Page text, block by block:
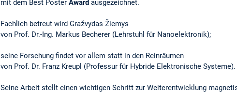
mit dem Best Poster Award ausgezeichnet.
Fachlich betreut wird Gražvydas Žiemys
von Prof. Dr.-Ing. Markus Becherer (Lehrstuhl für Nanoelektronik);
seine Forschung findet vor allem statt in den Reinräumen
von Prof. Dr. Franz Kreupl (Professur für Hybride Elektronische Systeme).
Seine Arbeit stellt einen wichtigen Schritt zur Weiterentwicklung